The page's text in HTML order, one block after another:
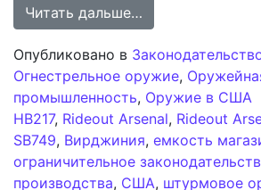
Читать дальше…
Опубликовано в
Огнестрельное оружие,
промышленность, Оружие в США
HB217, Rideout Arsenal, Rideout
SB749, Вирджиния, емкость
ограничительное
производства, США, штурмовое